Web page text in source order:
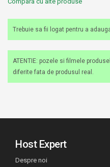
Trebuie sa fii logat pentru a
ATENTIE: pozele si filmele
diferite fata de produsul real.
Host Expert
Despre noi